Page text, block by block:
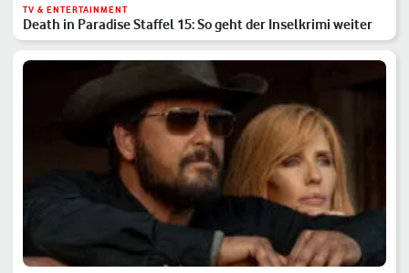
TV & ENTERTAINMENT
Death in Paradise Staffel 15: So geht der Inselkrimi weiter